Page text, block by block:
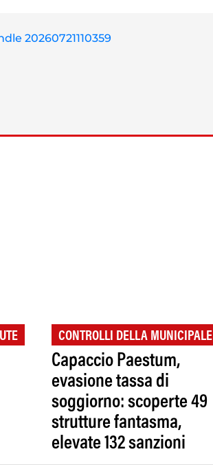
CONTROLLI DELLA MUNICIPALE
Capaccio Paestum,
evasione tassa di
soggiorno: scoperte 49
strutture fantasma,
elevate 132 sanzioni